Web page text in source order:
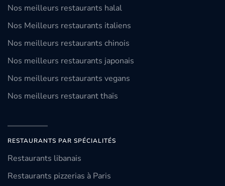
Nos meilleurs restaurants halal
Nos Meilleurs restaurants italiens
Nos meilleurs restaurants chinois
Nos meilleurs restaurants japonais
Nos meilleurs restaurants vegans
Nos meilleurs restaurant thaïs
RESTAURANTS PAR SPÉCIALITÉS
Restaurants libanais
Restaurants pizzerias à Paris